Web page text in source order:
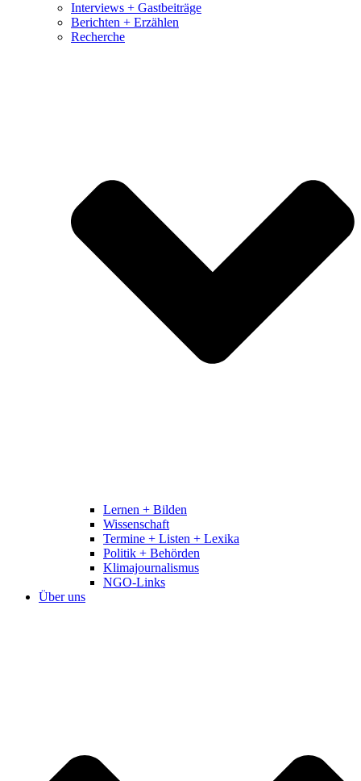
Interviews + Gastbeiträge
Berichten + Erzählen
Recherche
Lernen + Bilden
Wissenschaft
Termine + Listen + Lexika
Politik + Behörden
Klimajournalismus
NGO-Links
Über uns